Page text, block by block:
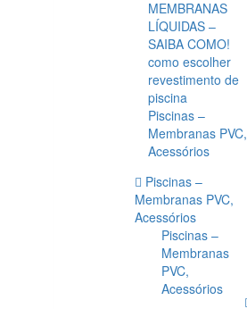
MEMBRANAS
LÍQUIDAS –
SAIBA COMO!
como escolher
revestimento de
piscina
Piscinas –
Membranas PVC,
Acessórios
Piscinas –
Membranas PVC,
Acessórios
Piscinas –
Membranas
PVC,
Acessórios